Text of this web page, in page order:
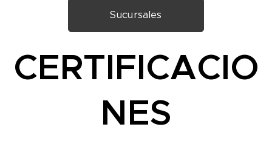
Sucursales
CERTIFICACIO
NES